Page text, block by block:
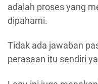
adalah proses yang
dipahami.
Tidak ada jawaban
perasaan itu sendiri